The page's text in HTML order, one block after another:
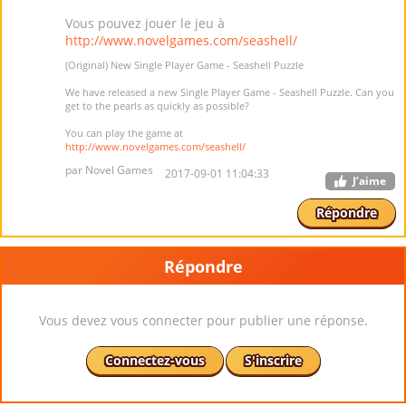
Vous pouvez jouer le jeu à
http://www.novelgames.com/seashell/
(Original) New Single Player Game - Seashell Puzzle
We have released a new Single Player Game - Seashell Puzzle. Can you
get to the pearls as quickly as possible?
You can play the game at
http://www.novelgames.com/seashell/
par Novel Games 2017-09-01 11:04:33 J’aime
Répondre
Répondre
Vous devez vous connecter pour publier une réponse.
Connectez-vous S'inscrire